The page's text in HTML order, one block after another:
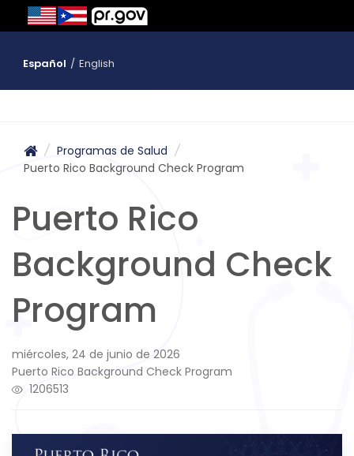
Español / English
/ Programas de Salud /
Puerto Rico Background Check Program
Puerto Rico
Background Check
Program
miércoles, 24 de junio de 2026
Puerto Rico Background Check Program
1206513